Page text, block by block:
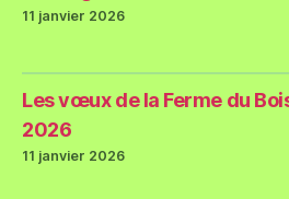
11 janvier 2026
Les vœux de la Ferme du
2026
11 janvier 2026